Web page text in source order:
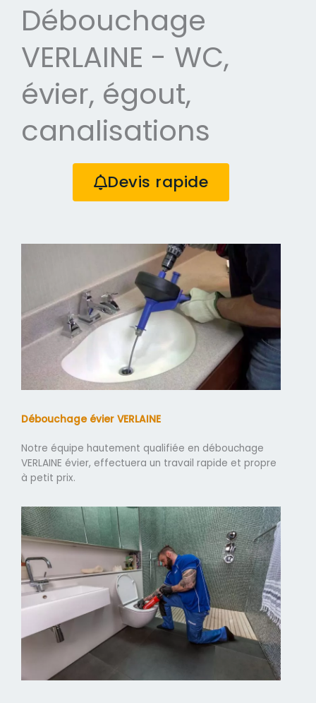
Débouchage
VERLAINE - WC,
évier, égout,
canalisations
Devis rapide
Débouchage évier VERLAINE
Notre équipe hautement qualifiée en débouchage
VERLAINE évier, effectuera un travail rapide et propre
à petit prix.